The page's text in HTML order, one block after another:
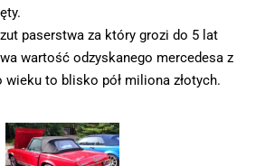
paserstwa za który grozi do 5 lat
wartość odzyskanego mercedesa z
wieku to blisko pół miliona złotych.